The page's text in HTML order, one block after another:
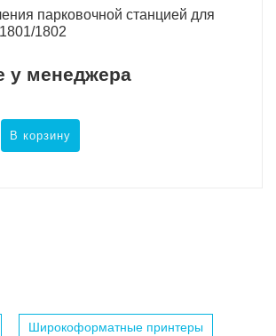
парковочной станцией для
1802
у менеджера
В корзину
Широкоформатные принтеры